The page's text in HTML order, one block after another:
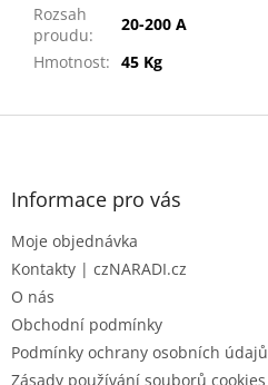
Rozsah
proudu:
20-200 A
Hmotnost: 45 Kg
Z
Informace pro vás
Moje objednávka
Kontakty | czNARADI.cz
O nás
Obchodní podmínky
Podmínky ochrany osobních údajů
Zásady používání souborů cookies